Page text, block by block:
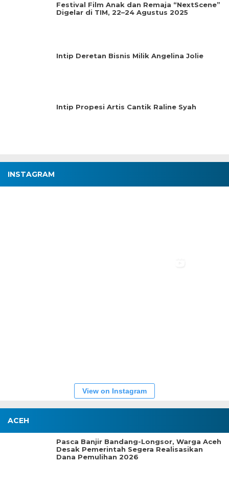
Festival Film Anak dan Remaja “NextScene”
Digelar di TIM, 22–24 Agustus 2025
Intip Deretan Bisnis Milik Angelina Jolie
Intip Propesi Artis Cantik Raline Syah
INSTAGRAM
View on Instagram
ACEH
Pasca Banjir Bandang-Longsor, Warga Aceh
Desak Pemerintah Segera Realisasikan
Dana Pemulihan 2026